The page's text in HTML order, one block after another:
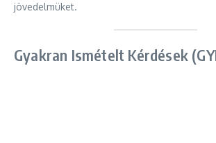
jövedelmüket.
Gyakran Ismételt Kérdések